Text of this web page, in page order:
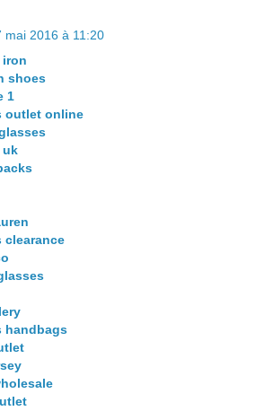
mai 2016 à 11:20
shoes
1
outlet online
uk
clearance
handbags